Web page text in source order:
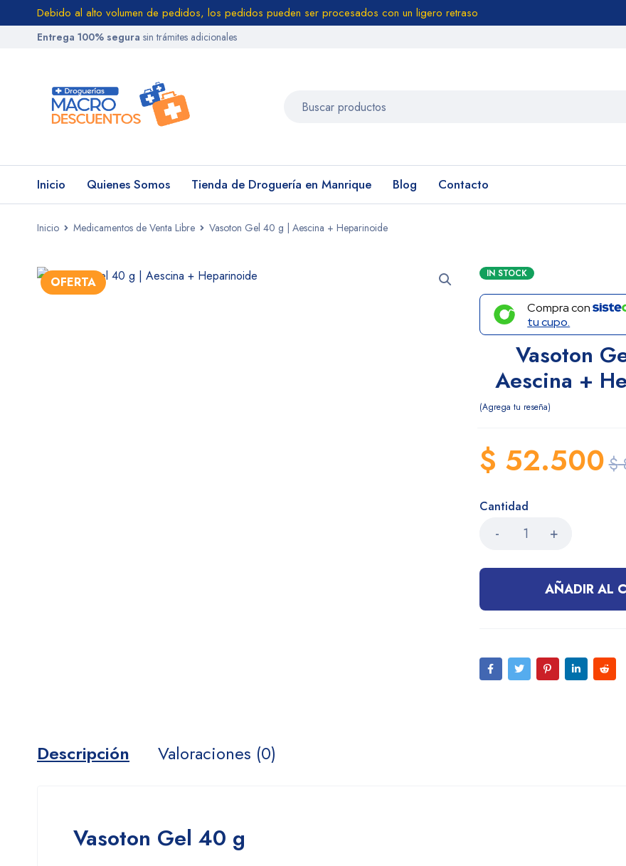
Debido al alto volumen de pedidos, los pedidos pueden ser procesados con un ligero retraso
Entrega 100% segura sin trámites adicionales
Inicio Quienes Somos Tienda de Droguería en Manrique Blog Contacto
Inicio Medicamentos de Venta Libre Vasoton Gel 40 g | Aescina + Heparinoide
IN STOCK
Compra con
tu cupo.
Vasoton
Aescina +
Agrega tu reseña
$
$ 52.500
Cantidad
AÑADIR AL
Descripción Valoraciones (0)
Vasoton Gel 40 g